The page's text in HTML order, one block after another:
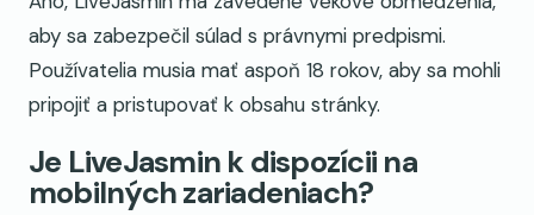
aby sa zabezpečil súlad s právnymi predpismi.
Používatelia musia mať aspoň 18 rokov, aby sa mohli
pripojiť a pristupovať k obsahu stránky.
Je LiveJasmin k dispozícii na
mobilných zariadeniach?